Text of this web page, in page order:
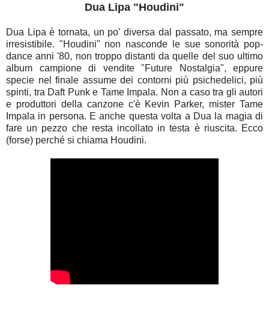
Dua Lipa "Houdini"
Dua Lipa è tornata, un po' diversa dal passato, ma sempre
irresistibile. "Houdini" non nasconde le sue sonorità pop-
dance anni '80, non troppo distanti da quelle del suo ultimo
album campione di vendite "Future Nostalgia", eppure
specie nel finale assume dei contorni più psichedelici, più
spinti, tra Daft Punk e Tame Impala. Non a caso tra gli autori
e produttori della canzone c'è Kevin Parker, mister Tame
Impala in persona. E anche questa volta a Dua la magia di
fare un pezzo che resta incollato in testa è riuscita. Ecco
(forse) perché si chiama Houdini.